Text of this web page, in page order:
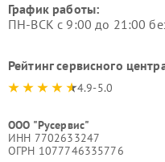
График работы:
ПН-ВСК с 9:00 до 21:00
Рейтинг сервисного
4.9-5.0
ООО "Русервис"
ИНН 7702633247
ОГРН 1077746335776